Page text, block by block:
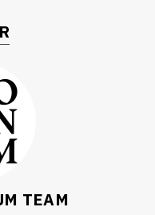
TEAM